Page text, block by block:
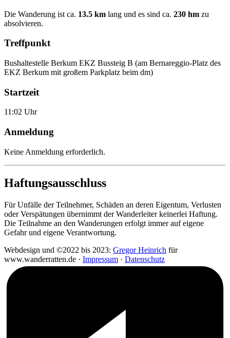
Die Wanderung ist ca. 13.5 km lang und es sind ca. 230 hm zu
absolvieren.
Treffpunkt
Bushaltestelle Berkum EKZ Bussteig B (am Bernareggio-Platz des
EKZ Berkum mit großem Parkplatz beim dm)
Startzeit
11:02 Uhr
Anmeldung
Keine Anmeldung erforderlich.
Haftungsausschluss
Für Unfälle der Teilnehmer, Schäden an deren Eigentum, Verlusten
oder Verspätungen übernimmt der Wanderleiter keinerlei Haftung.
Die Teilnahme an den Wanderungen erfolgt immer auf eigene
Gefahr und eigene Verantwortung.
Webdesign und ©2022 bis 2023: Gregor Heinrich für
www.wanderratten.de · Impressum · Datenschutz